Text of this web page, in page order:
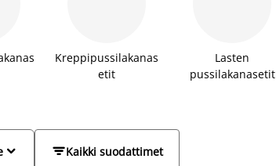
Kreppipussilakanas
etit
Lasten
pussilakanasetit
Kaikki suodattimet
